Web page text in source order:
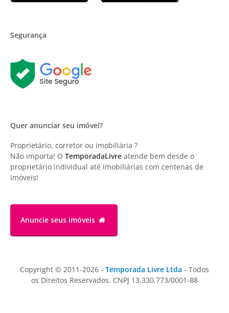
Segurança
Quer anunciar seu imóvel?
Proprietário, corretor ou imobiliária ?
Não importa! O TemporadaLivre atende bem desde o
proprietário individual até imobiliárias com centenas de
imóveis!
Anuncie seus imóveis
Copyright © 2011-2026 - Temporada Livre Ltda - Todos
os Direitos Reservados. CNPJ 13.330.773/0001-88